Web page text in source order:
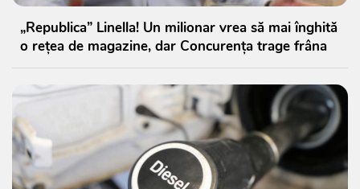
„Republica” Linella! Un milionar vrea să mai înghită
o rețea de magazine, dar Concurența trage frâna